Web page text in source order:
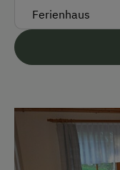
Akzeptierte
Vor Ort